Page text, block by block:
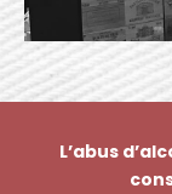
L’abus